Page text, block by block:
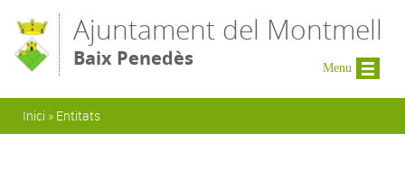
Ajuntament del Montmell
Baix Penedès
Esteu aquí
Inici » Entitats
Menu